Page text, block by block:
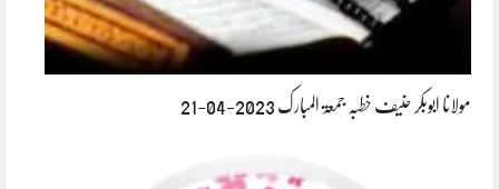
مولانا ابوبکر حنیف خطبہ جمعۃ المبارک 2023-04-21